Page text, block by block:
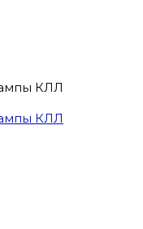
КЛЛ
КЛЛ